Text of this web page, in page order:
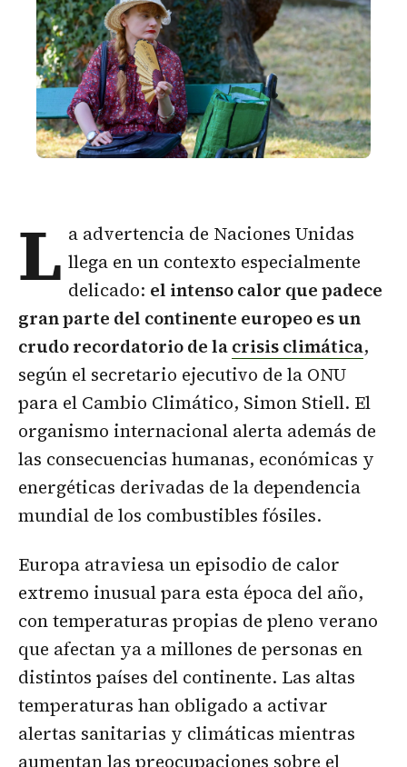
L a advertencia de Naciones Unidas
llega en un contexto especialmente
delicado: el intenso calor que padece
gran parte del continente europeo es un
crudo recordatorio de lacrisis climática,
según el secretario ejecutivo de la ONU
para el Cambio Climático, Simon Stiell. El
organismo internacional alerta además de
las consecuencias humanas, económicas y
energéticas derivadas de la dependencia
mundial de los combustibles fósiles.
Europa atraviesa un episodio de calor
extremo inusual para esta época del año,
con temperaturas propias de pleno verano
que afectan ya a millones de personas en
distintos países del continente. Las altas
temperaturas han obligado a activar
alertas sanitarias y climáticas mientras
aumentan las preocupaciones sobre el